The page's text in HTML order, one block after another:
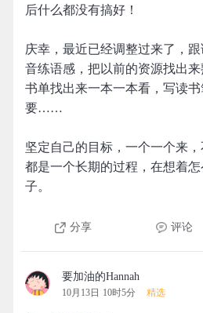
后什么都没有搞好！
庆幸，最近已经调整过来了，
音练语感，把以前的资源找出来
书单找出来一本一本看，写读
要……
坚定自己的目标，一个一个来
都是一个长期的过程，在想着
子。
分享 评论
要加油的Hannah
10月13日 10时5分 精选